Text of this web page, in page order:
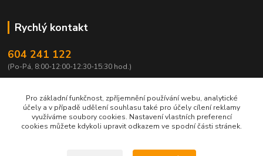
Rychlý kontakt
604 241 122
(Po-Pá, 8:00-12:00-12:30-15:30 hod.)
Pro základní funkčnost, zpříjemnění používání webu, analytické
účely a v případě udělení souhlasu také pro účely cílení reklamy
využíváme soubory cookies. Nastavení vlastních preferencí
cookies můžete kdykoli upravit odkazem ve spodní části stránek.